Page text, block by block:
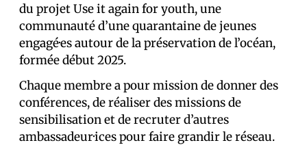
du projet Use it again for youth, une
communauté d’une quarantaine de jeunes
engagé·es autour de la préservation de l’océan,
formée début 2025.
Chaque membre a pour mission de donner des
conférences, de réaliser des missions de
sensibilisation et de recruter d’autres
ambassadeur·ices pour faire grandir le réseau.